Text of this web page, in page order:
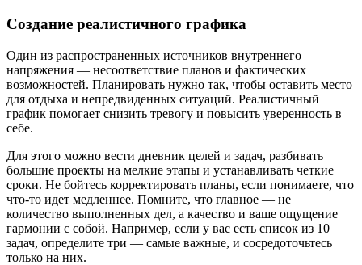
Создание реалистичного графика
Один из распространенных источников внутреннего
напряжения — несоответствие планов и фактических
возможностей. Планировать нужно так, чтобы оставить место
для отдыха и непредвиденных ситуаций. Реалистичный
график помогает снизить тревогу и повысить уверенность в
себе.
Для этого можно вести дневник целей и задач, разбивать
большие проекты на мелкие этапы и устанавливать четкие
сроки. Не бойтесь корректировать планы, если понимаете, что
что-то идет медленнее. Помните, что главное — не
количество выполненных дел, а качество и ваше ощущение
гармонии с собой. Например, если у вас есть список из 10
задач, определите три — самые важные, и сосредоточьтесь
только на них.